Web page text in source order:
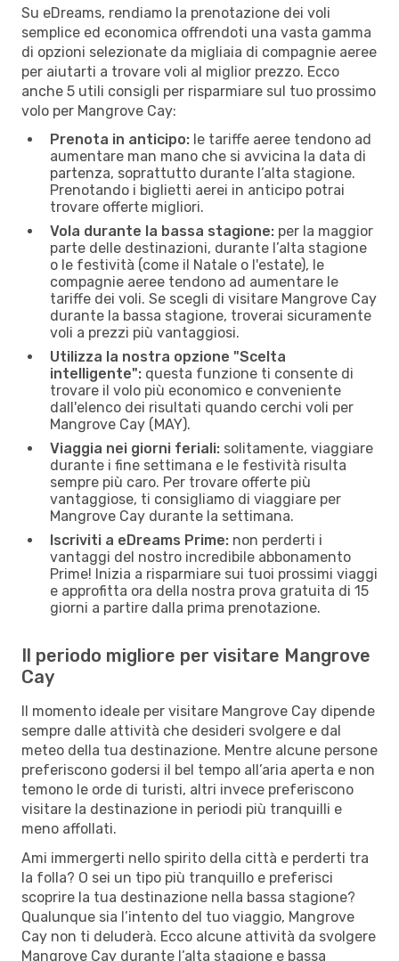
Su eDreams, rendiamo la prenotazione dei voli
semplice ed economica offrendoti una vasta gamma
di opzioni selezionate da migliaia di compagnie aeree
per aiutarti a trovare voli al miglior prezzo. Ecco
anche 5 utili consigli per risparmiare sul tuo prossimo
volo per Mangrove Cay:
Prenota in anticipo: le tariffe aeree tendono ad
aumentare man mano che si avvicina la data di
partenza, soprattutto durante l’alta stagione.
Prenotando i biglietti aerei in anticipo potrai
trovare offerte migliori.
Vola durante la bassa stagione: per la maggior
parte delle destinazioni, durante l’alta stagione
o le festività (come il Natale o l'estate), le
compagnie aeree tendono ad aumentare le
tariffe dei voli. Se scegli di visitare Mangrove Cay
durante la bassa stagione, troverai sicuramente
voli a prezzi più vantaggiosi.
Utilizza la nostra opzione "Scelta
intelligente": questa funzione ti consente di
trovare il volo più economico e conveniente
dall'elenco dei risultati quando cerchi voli per
Mangrove Cay (MAY).
Viaggia nei giorni feriali: solitamente, viaggiare
durante i fine settimana e le festività risulta
sempre più caro. Per trovare offerte più
vantaggiose, ti consigliamo di viaggiare per
Mangrove Cay durante la settimana.
Iscriviti a eDreams Prime: non perderti i
vantaggi del nostro incredibile abbonamento
Prime! Inizia a risparmiare sui tuoi prossimi viaggi
e approfitta ora della nostra prova gratuita di 15
giorni a partire dalla prima prenotazione.
Il periodo migliore per visitare Mangrove
Cay
Il momento ideale per visitare Mangrove Cay dipende
sempre dalle attività che desideri svolgere e dal
meteo della tua destinazione. Mentre alcune persone
preferiscono godersi il bel tempo all’aria aperta e non
temono le orde di turisti, altri invece preferiscono
visitare la destinazione in periodi più tranquilli e
meno affollati.
Ami immergerti nello spirito della città e perderti tra
la folla? O sei un tipo più tranquillo e preferisci
scoprire la tua destinazione nella bassa stagione?
Qualunque sia l’intento del tuo viaggio, Mangrove
Cay non ti deluderà. Ecco alcune attività da svolgere
Mangrove Cay durante l’alta stagione e bassa